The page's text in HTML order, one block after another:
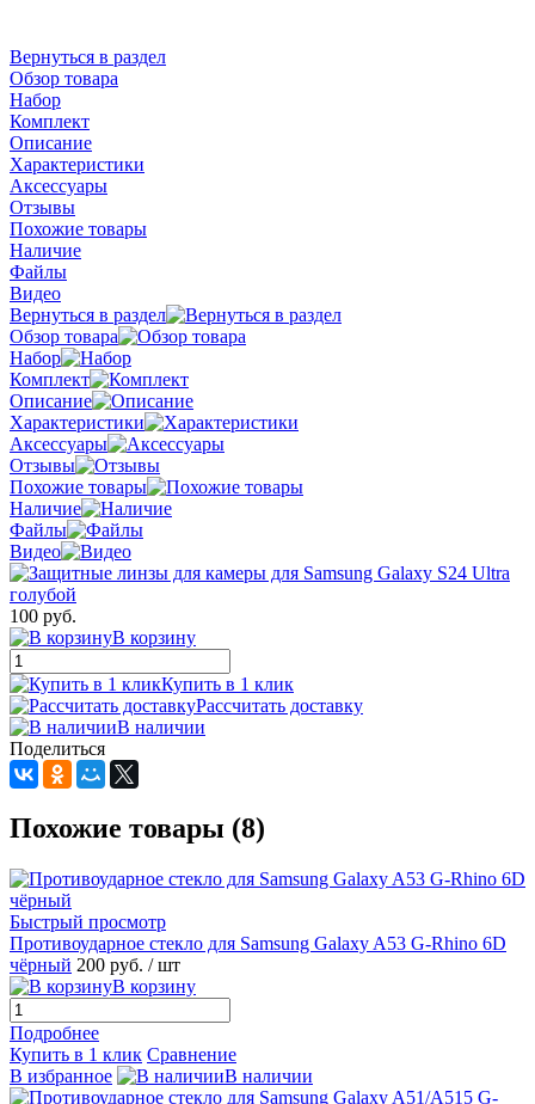
Вернуться в раздел
Обзор товара
Набор
Комплект
Описание
Характеристики
Аксессуары
Отзывы
Похожие товары
Наличие
Файлы
Видео
Вернуться в раздел
Обзор товара
Набор
Комплект
Описание
Характеристики
Аксессуары
Отзывы
Похожие товары
Наличие
Файлы
Видео
100 руб.
В корзину
Купить в 1 клик
Рассчитать доставку
В наличии
Поделиться
Похожие товары (8)
Быстрый просмотр
Противоударное стекло для Samsung Galaxy A53 G-Rhino 6D
чёрный 200 руб. / шт
В корзину
Подробнее
Купить в 1 клик Сравнение
В избранное
В наличии